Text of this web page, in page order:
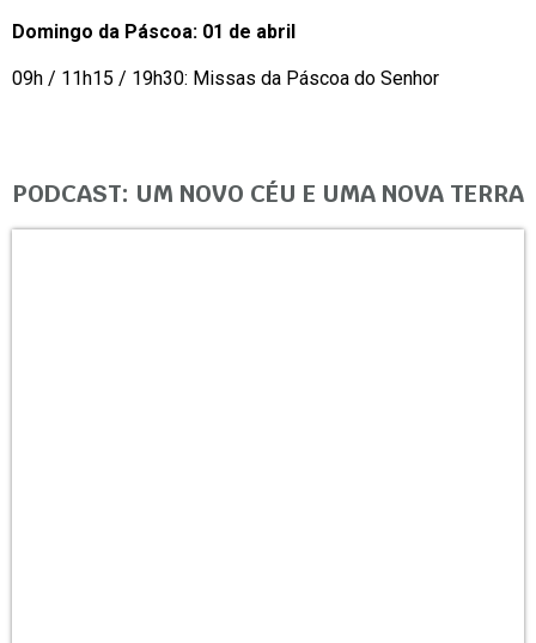
Domingo da Páscoa: 01 de abril
09h / 11h15 / 19h30: Missas da Páscoa do Senhor
PODCAST: UM NOVO CÉU E UMA NOVA TERRA